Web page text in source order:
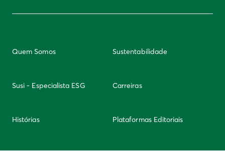
Quem Somos Sustentabilidade
Susi - Especialista ESG Carreiras
Histórias Plataformas Editoriais
Newsletter Integridade